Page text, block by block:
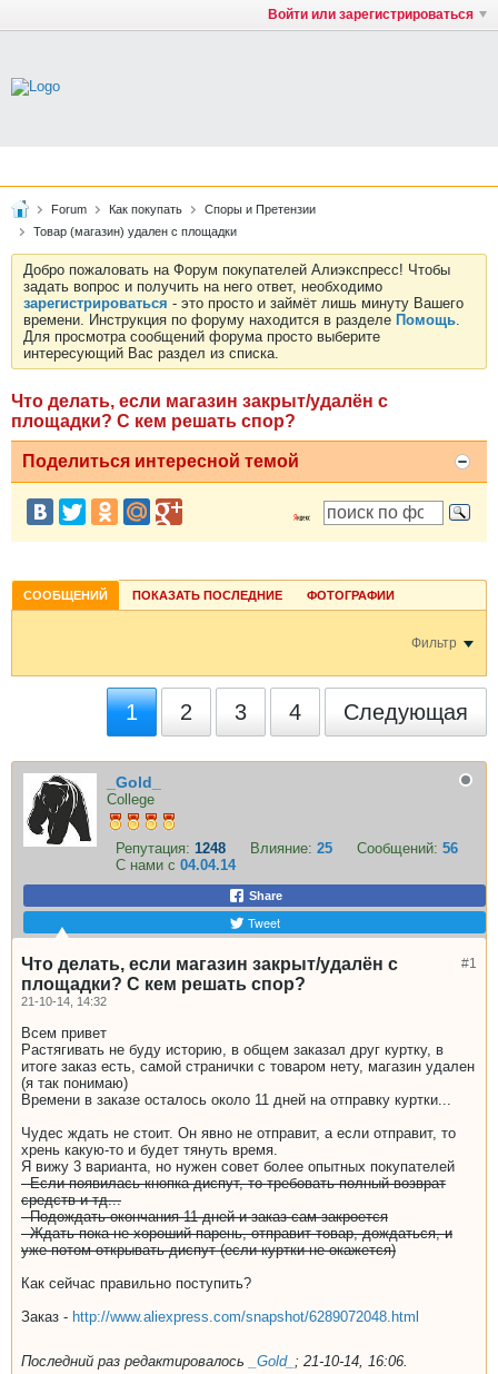
Войти или зарегистрироваться
Forum Как покупать
Споры и Претензии
Товар (магазин) удален с площадки
Добро пожаловать на Форум покупателей Алиэкспресс! Чтобы
задать вопрос и получить на него ответ, необходимо
зарегистрироваться - это просто и займёт лишь минуту Вашего
времени. Инструкция по форуму находится в разделе Помощь.
Для просмотра сообщений форума просто выберите
интересующий Вас раздел из списка.
Что делать, если магазин закрыт/удалён с
площадки? С кем решать спор?
Поделиться интересной темой
СООБЩЕНИЙ ПОКАЗАТЬ ПОСЛЕДНИЕ ФОТОГРАФИИ
Фильтр
1 2 3 4 Следующая
_Gold_
College
Репутация: 1248 Влияние: 25 Сообщений: 56
С нами с 04.04.14
Share
Tweet
#1
Что делать, если магазин закрыт/удалён с
площадки? С кем решать спор?
21-10-14, 14:32
Всем привет
Растягивать не буду историю, в общем заказал друг куртку, в
итоге заказ есть, самой странички с товаром нету, магазин удален
(я так понимаю)
Времени в заказе осталось около 11 дней на отправку куртки...
Чудес ждать не стоит. Он явно не отправит, а если отправит, то
хрень какую-то и будет тянуть время.
Я вижу 3 варианта, но нужен совет более опытных покупателей
- Если появилась кнопка диспут, то требовать полный возврат
средств и тд...
- Подождать окончания 11 дней и заказ сам закроется
- Ждать пока не хороший парень, отправит товар, дождаться, и
уже потом открывать диспут (если куртки не окажется)
Как сейчас правильно поступить?
Заказ - http://www.aliexpress.com/snapshot/6289072048.html
Последний раз редактировалось _Gold_ ; 21-10-14, 16:06.